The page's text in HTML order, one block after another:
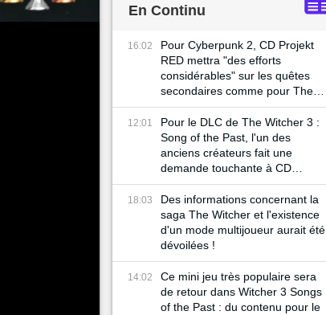
En Continu
16:02
Pour Cyberpunk 2, CD Projekt
RED mettra "des efforts
considérables" sur les quêtes
secondaires comme pour The
Witcher 3
12:01
Pour le DLC de The Witcher 3 :
Song of the Past, l'un des
anciens créateurs fait une
demande touchante à CD
Projekt RED
18:03
Des informations concernant la
saga The Witcher et l'existence
d'un mode multijoueur aurait été
dévoilées !
14:02
Ce mini jeu très populaire sera
de retour dans Witcher 3 Songs
of the Past : du contenu pour le